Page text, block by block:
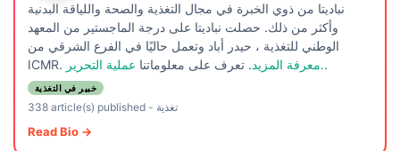
نباديتا من ذوي الخبرة في مجال التغذية والصحة واللياقة البدنية
وأكثر من ذلك. حصلت نباديتا على درجة الماجستير من المعهد
الوطني للتغذية ، حيدر أباد وتعمل حاليًا في الفرع الشرقي من
ICMR.
معرفة المزيد. تعرف على معلوماتنا عملية التحرير..
خبير في التغذية
338 article(s) published- تغذية
Read Bio →